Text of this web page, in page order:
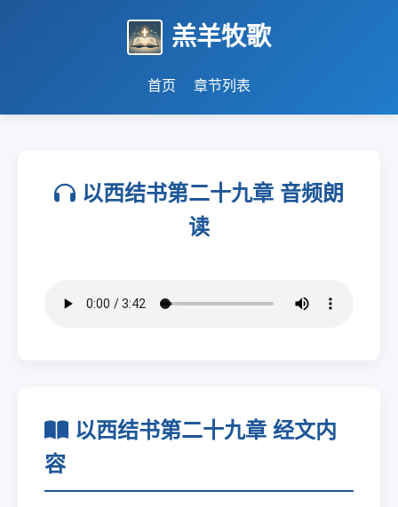
羔羊牧歌
首页 章节列表
以西结书第二十九章 音频朗
读
以西结书第二十九章 经文内
容